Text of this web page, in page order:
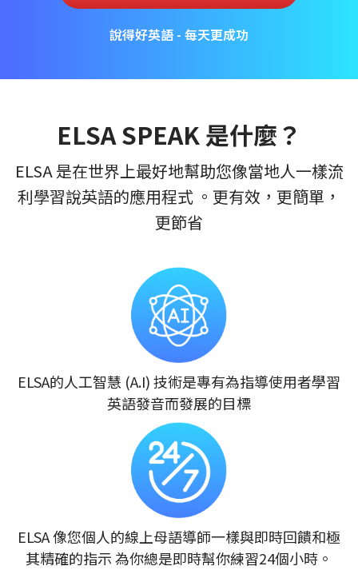
說得好英語 - 每天更成功
ELSA SPEAK 是什麼？
ELSA 是在世界上最好地幫助您像當地人一樣流
利學習說英語的應用程式 。更有效，更簡單，
更節省
ELSA的人工智慧 (A.I) 技術是專有為指導使用者學習
英語發音而發展的目標
ELSA 像您個人的線上母語導師一樣與即時回饋和極
其精確的指示 為你總是即時幫你練習24個小時。